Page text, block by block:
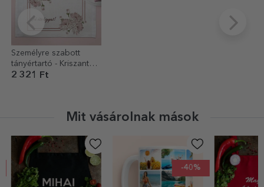
Személyre szabott
tányértartó - Kriszantém
mintával
2 321 Ft
Mit vásárolnak mások
-40%